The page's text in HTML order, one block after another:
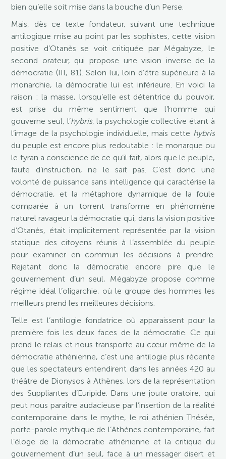
bien qu’elle soit mise dans la bouche d’un Perse.
Mais, dès ce texte fondateur, suivant une technique
antilogique mise au point par les sophistes, cette vision
positive d’Otanès se voit critiquée par Mégabyze, le
second orateur, qui propose une vision inverse de la
démocratie (III, 81). Selon lui, loin d’être supérieure à la
monarchie, la démocratie lui est inférieure. En voici la
raison : la masse, lorsqu’elle est détentrice du pouvoir,
est prise du même sentiment que l’homme qui
gouverne seul, l’hybris, la psychologie collective étant à
l’image de la psychologie individuelle, mais cette hybris
du peuple est encore plus redoutable : le monarque ou
le tyran a conscience de ce qu’il fait, alors que le peuple,
faute d’instruction, ne le sait pas. C’est donc une
volonté de puissance sans intelligence qui caractérise la
démocratie, et la métaphore dynamique de la foule
comparée à un torrent transforme en phénomène
naturel ravageur la démocratie qui, dans la vision positive
d’Otanès, était implicitement représentée par la vision
statique des citoyens réunis à l’assemblée du peuple
pour examiner en commun les décisions à prendre.
Rejetant donc la démocratie encore pire que le
gouvernement d’un seul, Mégabyze propose comme
régime idéal l’oligarchie, où le groupe des hommes les
meilleurs prend les meilleures décisions.
Telle est l’antilogie fondatrice où apparaissent pour la
première fois les deux faces de la démocratie. Ce qui
prend le relais et nous transporte au cœur même de la
démocratie athénienne, c’est une antilogie plus récente
que les spectateurs entendirent dans les années 420 au
théâtre de Dionysos à Athènes, lors de la représentation
des Suppliantes d’Euripide. Dans une joute oratoire, qui
peut nous paraître audacieuse par l’insertion de la réalité
contemporaine dans le mythe, le roi athénien Thésée,
porte-parole mythique de l’Athènes contemporaine, fait
l’éloge de la démocratie athénienne et la critique du
gouvernement d’un seul, face à un messager disert et